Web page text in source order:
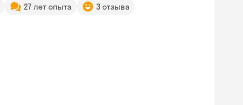
27 лет опыта 3 отзыва